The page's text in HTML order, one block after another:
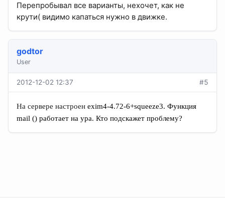
Перепробывал все варианты, нехочет, как не
крути( видимо капаться нужно в движке.
godtor
User
2012-12-02 12:37 #5
На сервере настроен exim4-4.72-6+squeeze3. Функция
mail () работает на ура. Кто подскажет проблему?